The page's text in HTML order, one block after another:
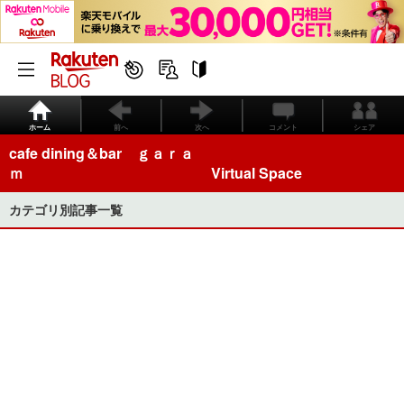
ホーム 前へ 次へ コメント シェア
cafe dining＆bar ｇａｒａ
ｍ Virtual Space
カテゴリ別記事一覧